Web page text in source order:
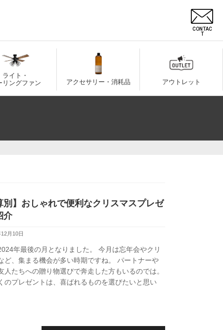
CONTAC
T
ライト・
リングファン
アクセサリー・消耗品 アウトレット
別】おしゃれで便利なクリスマスプレゼ
介
月10日
年最後の月となりました。 今月は忘年会やクリ
ど、集まる機会が多い時期ですね。 パートナーや
人たちへの贈り物選びで奔走した方もいるのでは。
のプレゼントは、喜ばれるものを選びたいと思い